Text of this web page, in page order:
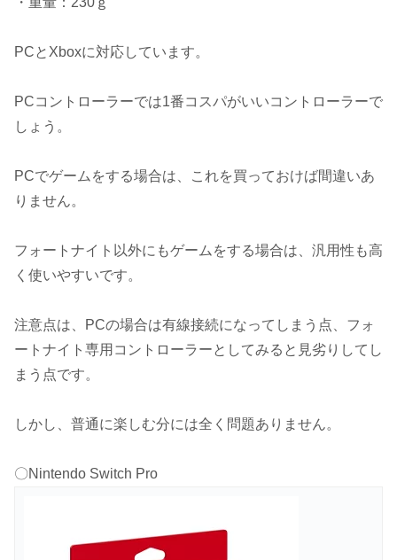
PCとXboxに対応しています。
PCコントローラーでは1番コスパがいいコントローラーで
しょう。
PCでゲームをする場合は、これを買っておけば間違いあ
りません。
フォートナイト以外にもゲームをする場合は、汎用性も高
く使いやすいです。
注意点は、PCの場合は有線接続になってしまう点、フォ
ートナイト専用コントローラーとしてみると見劣りしてし
まう点です。
しかし、普通に楽しむ分には全く問題ありません。
〇Nintendo Switch Pro